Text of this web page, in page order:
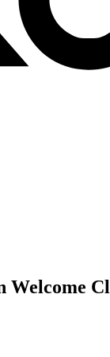
Welcome